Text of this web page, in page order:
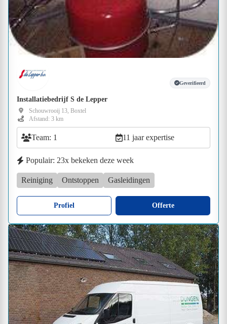
Geverifieerd
Installatiebedrijf S de Lepper
Schouwrooij 13, Boxtel
Afstand: 3 km
Team: 1 11 jaar expertise
Populair: 23x bekeken deze week
Reiniging Ontstoppen Gasleidingen
Profiel Offerte